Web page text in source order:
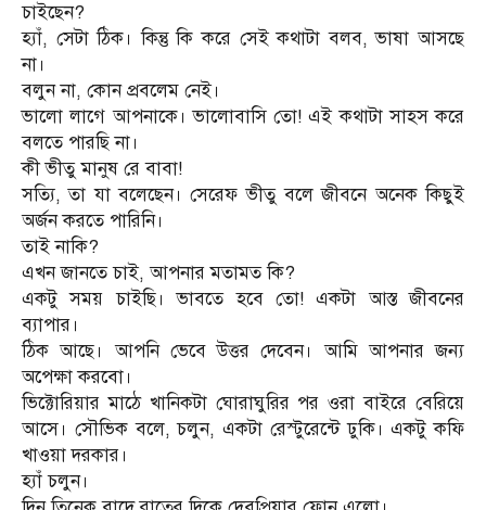
চাইছেন?
হ্যাঁ, সেটা ঠিক। কিন্তু কি করে সেই কথাটা বলব, ভাষা আসছে
না।
বলুন না, কোন প্রবলেম নেই।
ভালো লাগে আপনাকে। ভালোবাসি তো! এই কথাটা সাহস করে
বলতে পারছি না।
কী ভীতু মানুষ রে বাবা!
সত্যি, তা যা বলেছেন। সেরেফ ভীতু বলে জীবনে অনেক কিছুই
অর্জন করতে পারিনি।
তাই নাকি?
এখন জানতে চাই, আপনার মতামত কি?
একটু সময় চাইছি। ভাবতে হবে তো! একটা আস্ত জীবনের
ব্যাপার।
ঠিক আছে। আপনি ভেবে উত্তর দেবেন। আমি আপনার জন্য
অপেক্ষা করবো।
ভিক্টোরিয়ার মাঠে খানিকটা ঘোরাঘুরির পর ওরা বাইরে বেরিয়ে
আসে। সৌভিক বলে, চলুন, একটা রেস্টুরেন্টে ঢুকি। একটু কফি
খাওয়া দরকার।
হ্যাঁ চলুন।